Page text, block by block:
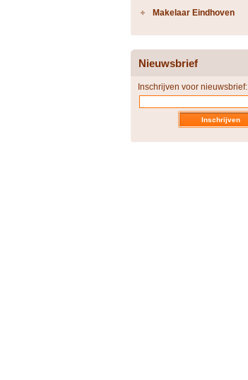
Makelaar Eindhoven
Nieuwsbrief
Inschrijven voor nieuwsbrief: